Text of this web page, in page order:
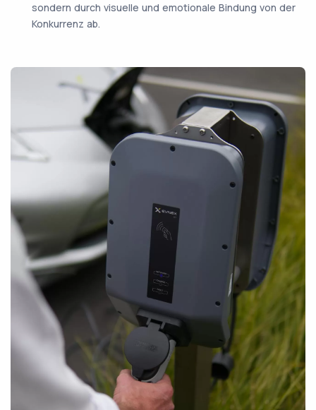
sondern durch visuelle und emotionale Bindung von der
Konkurrenz ab.